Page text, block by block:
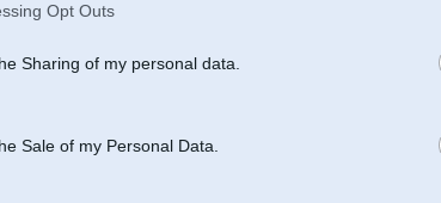
Opt Outs
Sharing of my personal data.
Sale of my Personal Data.